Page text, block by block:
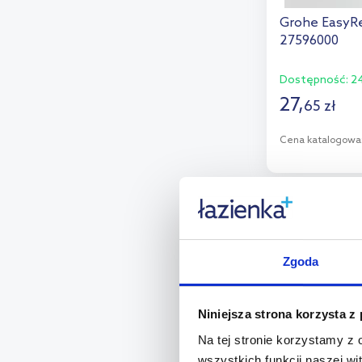
Zgoda
Niniejsza strona korzysta z
Na tej stronie korzystamy z
Grohe
27596000
Dostępność:
27,65 zł
Cena katalogowa: